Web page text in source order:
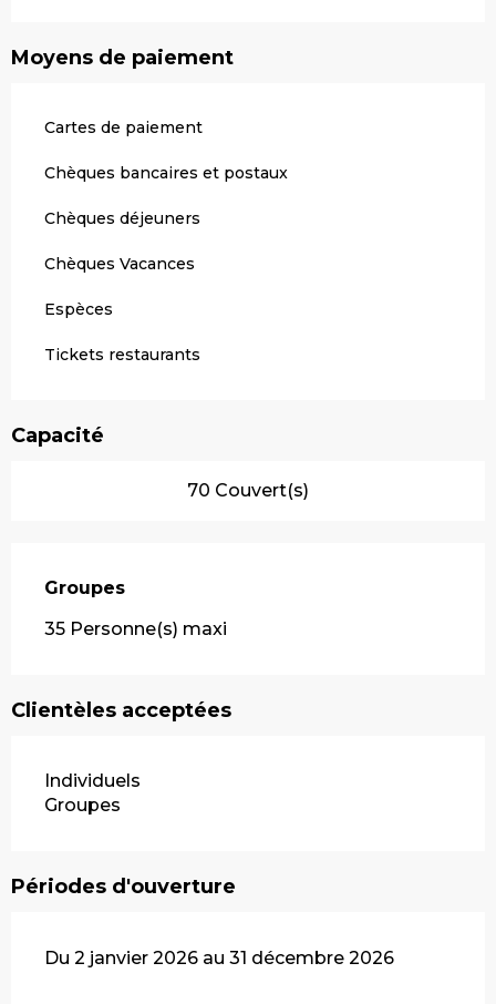
Moyens de paiement
Cartes de paiement
Chèques bancaires et postaux
Chèques déjeuners
Chèques Vacances
Espèces
Tickets restaurants
Capacité
70 Couvert(s)
Groupes
Groupes
35 Personne(s) maxi
Clientèles acceptées
Individuels
Groupes
Périodes d'ouverture
Du 2 janvier 2026 au 31 décembre 2026